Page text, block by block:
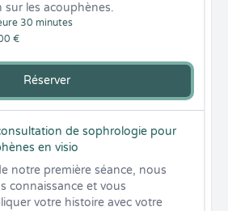
30 minutes
€
sur les acouphènes.
Réserver
de sophrologie pour
en visio
notre première séance, nous
connaissance et vous
votre histoire avec votre